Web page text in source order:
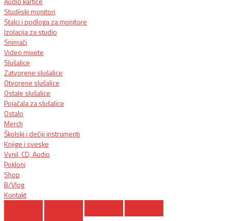
Studijski monitori
Stalci i podloga za monitore
Izolacija za studio
Snimači
Video mixete
Slušalice
Zatvorene slušalice
Otvorene slušalice
Ostale slušalice
Pojačala za slušalice
Ostalo
Merch
Školski i dečiji instrumenti
Knjige i sveske
Vynil, CD, Audio
Pokloni
Shop
B/Vlog
Kontakt